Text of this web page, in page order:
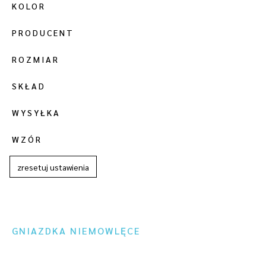
KOLOR
PRODUCENT
ROZMIAR
SKŁAD
WYSYŁKA
WZÓR
zresetuj ustawienia
GNIAZDKA NIEMOWLĘCE